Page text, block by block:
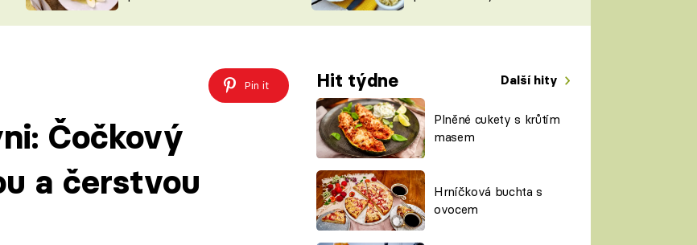
VYCHYTÁVKY
ŠÉFREDAKTORKY
ČASOPIS
Pin it Hit týdne Další hity
Plněné cukety s krůtím
masem
Hrníčková buchta s
ovocem
Čočkový
a čerstvou